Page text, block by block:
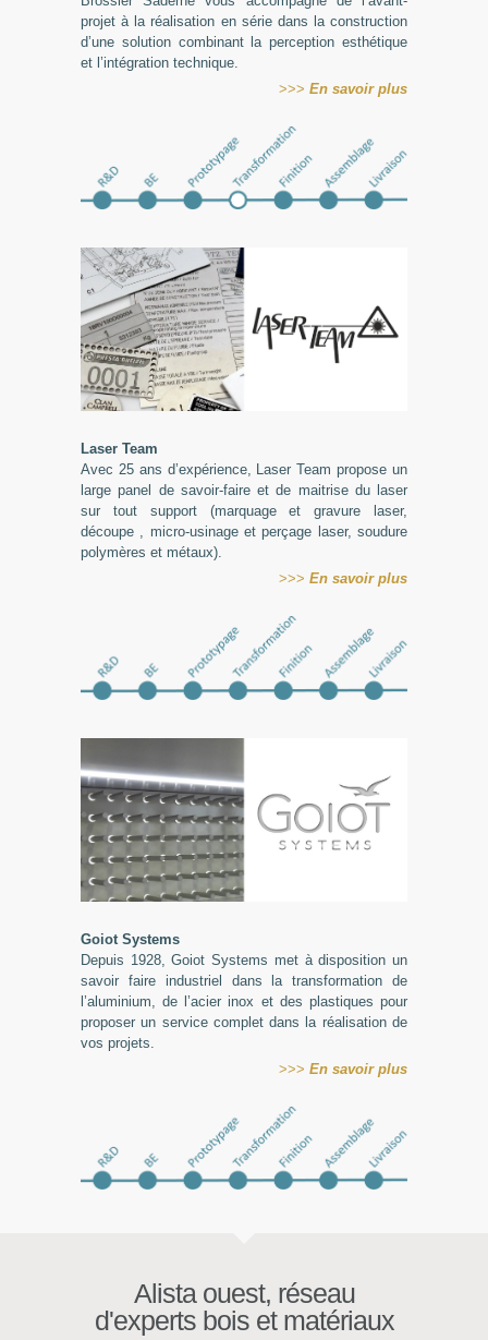
projet à la réalisation en série dans la construction
d’une solution combinant la perception esthétique
et l’intégration technique.
>>> En savoir plus
Laser Team
Avec 25 ans d’expérience, Laser Team propose un
large panel de savoir-faire et de maitrise du laser
sur tout support (marquage et gravure laser,
découpe , micro-usinage et perçage laser, soudure
polymères et métaux).
>>> En savoir plus
Goiot Systems
Depuis 1928, Goiot Systems met à disposition un
savoir faire industriel dans la transformation de
l’aluminium, de l’acier inox et des plastiques pour
proposer un service complet dans la réalisation de
vos projets.
>>> En savoir plus
Alista ouest, réseau
d'experts bois et matériaux